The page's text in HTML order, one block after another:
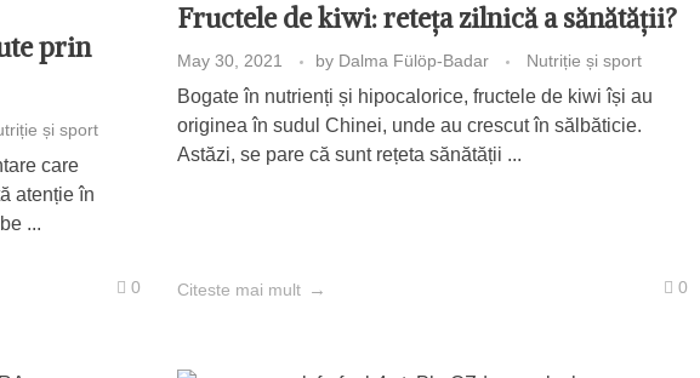
prin
și sport
care
atenție în
...
0
Fructele de kiwi: reteța zilnică a sănătății?
May 30, 2021 by Dalma Fülöp-Badar Nutriție și sport
Bogate în nutrienți și hipocalorice, fructele de kiwi își au
originea în sudul Chinei, unde au crescut în sălbăticie.
Astăzi, se pare că sunt rețeta sănătății ...
Citeste mai mult 0